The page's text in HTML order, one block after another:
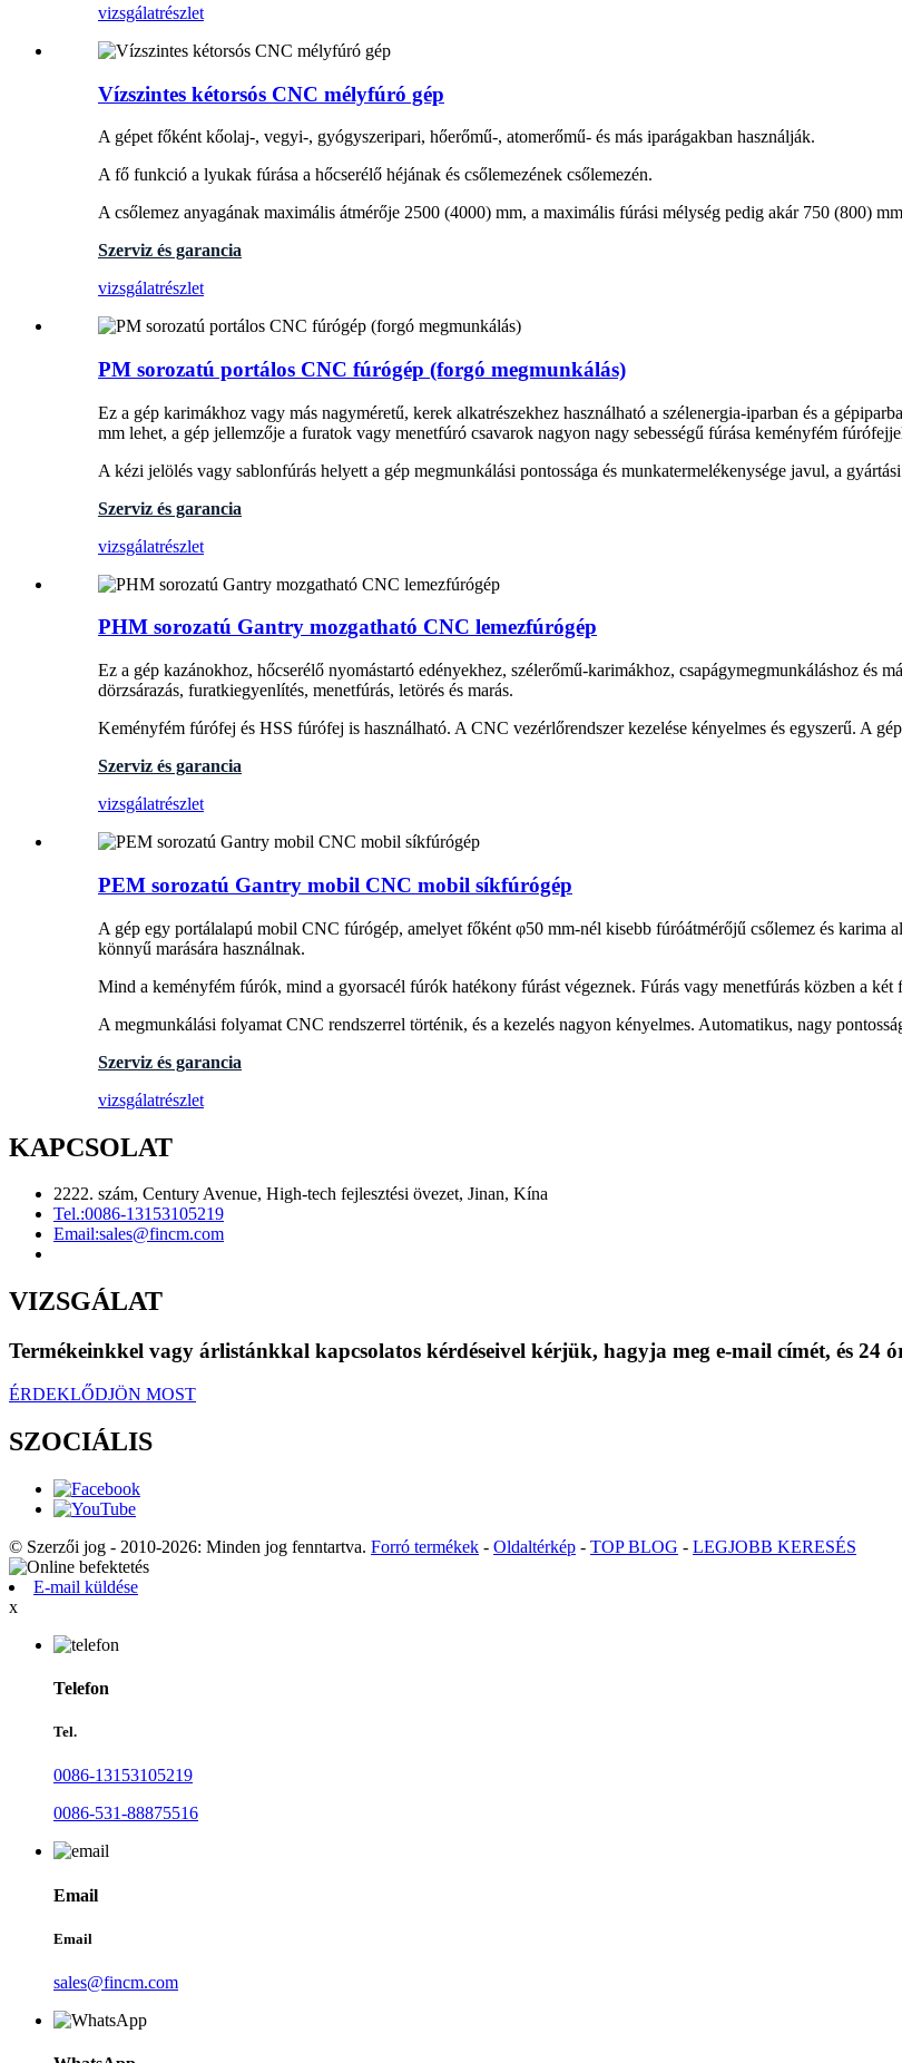
vizsgálatrészlet
Vízszintes kétorsós CNC mélyfúró gép
A gépet főként kőolaj-, vegyi-, gyógyszeripari, hőerőmű-, atomerőmű- és más iparágakban használják.
A fő funkció a lyukak fúrása a hőcserélő héjának és csőlemezének csőlemezén.
A csőlemez anyagának maximális átmérője 2500 (4000) mm, a maximális fúrási mélység pedig akár 750 (800)
Szerviz és garancia
vizsgálatrészlet
PM sorozatú portálos CNC fúrógép (forgó megmunkálás)
Ez a gép karimákhoz vagy más nagyméretű, kerek alkatrészekhez használható a szélenergia-iparban és a
mm lehet, a gép jellemzője a furatok vagy menetfúró csavarok nagyon nagy sebességű fúrása keményfém
A kézi jelölés vagy sablonfúrás helyett a gép megmunkálási pontossága és munkatermelékenysége javul, a
Szerviz és garancia
vizsgálatrészlet
PHM sorozatú Gantry mozgatható CNC lemezfúrógép
Ez a gép kazánokhoz, hőcserélő nyomástartó edényekhez, szélerőmű-karimákhoz, csapágymegmunkáláshoz és
dörzsárazás, furatkiegyenlítés, menetfúrás, letörés és marás.
Keményfém fúrófej és HSS fúrófej is használható. A CNC vezérlőrendszer kezelése kényelmes és egyszerű. A
Szerviz és garancia
vizsgálatrészlet
PEM sorozatú Gantry mobil CNC mobil síkfúrógép
A gép egy portálalapú mobil CNC fúrógép, amelyet főként φ50 mm-nél kisebb fúróátmérőjű csőlemez és karima
könnyű marására használnak.
Mind a keményfém fúrók, mind a gyorsacél fúrók hatékony fúrást végeznek. Fúrás vagy menetfúrás közben a
A megmunkálási folyamat CNC rendszerrel történik, és a kezelés nagyon kényelmes. Automatikus, nagy
Szerviz és garancia
vizsgálatrészlet
KAPCSOLAT
2222. szám, Century Avenue, High-tech fejlesztési övezet, Jinan, Kína
Tel.:0086-13153105219
Email:sales@fincm.com
VIZSGÁLAT
Termékeinkkel vagy árlistánkkal kapcsolatos kérdéseivel kérjük, hagyja meg e-mail címét, és 24
ÉRDEKLŐDJÖN MOST
SZOCIÁLIS
© Szerzői jog - 2010-2026: Minden jog fenntartva. Forró termékek - Oldaltérkép - TOP BLOG - LEGJOBB KERESÉS
E-mail küldése
x
Telefon
Tel.
0086-13153105219
0086-531-88875516
Email
Email
sales@fincm.com